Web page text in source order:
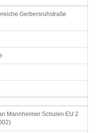
Gerbersruhstraße
Mannheimer Schulen EU 2